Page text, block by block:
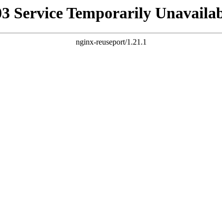
Service Temporarily
nginx-reuseport/1.21.1